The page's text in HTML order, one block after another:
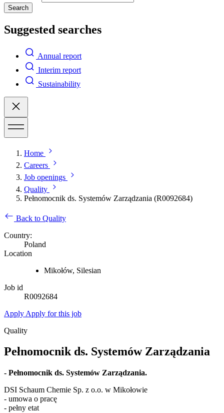
Search
Suggested searches
Annual report
Interim report
Sustainability
Home
Careers
Job openings
Quality
Pełnomocnik ds. Systemów Zarządzania (R0092684)
Back to Quality
Country:
Poland
Location
Mikołów, Silesian
Job id
R0092684
Apply Apply for this job
Quality
Pełnomocnik ds. Systemów Zarządzania
- Pełnomocnik ds. Systemów Zarządzania.
DSI Schaum Chemie Sp. z o.o. w Mikołowie
- umowa o pracę
- pełny etat